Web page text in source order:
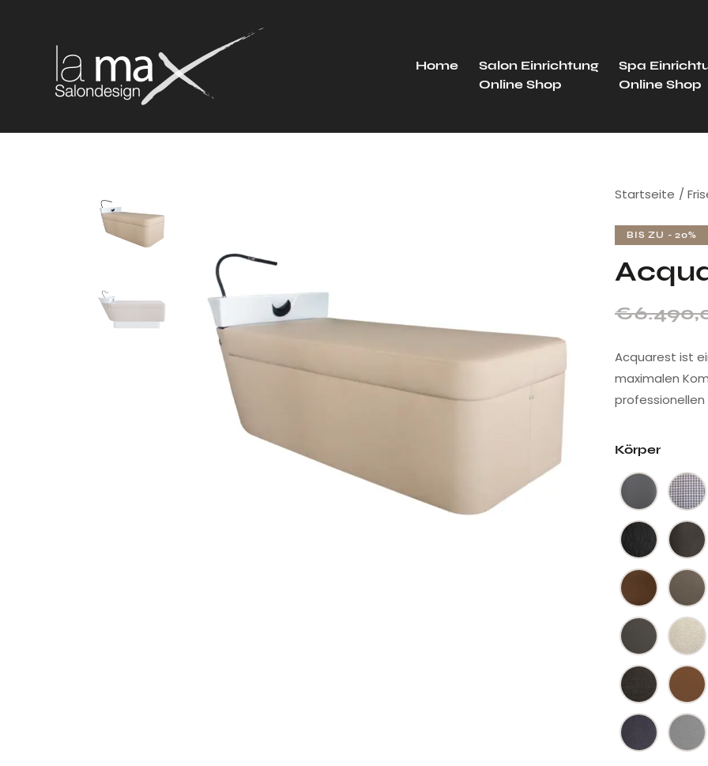
Home
Salon Einrichtung
Online Shop
Spa
Online Shop
Startseite
BIS ZU - 20%
€
Acquarest ist
maximalen
Körper